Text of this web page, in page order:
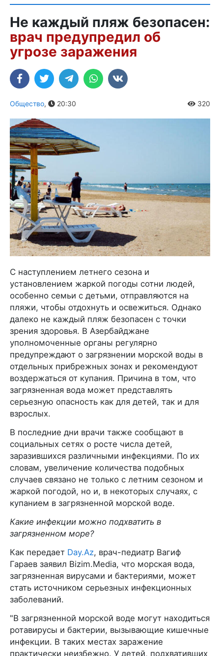
Не каждый пляж безопасен:
врач предупредил об
угрозе заражения
Общество, 20:30 320
С наступлением летнего сезона и
установлением жаркой погоды сотни людей,
особенно семьи с детьми, отправляются на
пляжи, чтобы отдохнуть и освежиться. Однако
далеко не каждый пляж безопасен с точки
зрения здоровья. В Азербайджане
уполномоченные органы регулярно
предупреждают о загрязнении морской воды в
отдельных прибрежных зонах и рекомендуют
воздержаться от купания. Причина в том, что
загрязненная вода может представлять
серьезную опасность как для детей, так и для
взрослых.
В последние дни врачи также сообщают в
социальных сетях о росте числа детей,
заразившихся различными инфекциями. По их
словам, увеличение количества подобных
случаев связано не только с летним сезоном и
жаркой погодой, но и, в некоторых случаях, с
купанием в загрязненной морской воде.
Какие инфекции можно подхватить в
загрязненном море?
Как передает Day.Az, врач-педиатр Вагиф
Гараев заявил Bizim.Media, что морская вода,
загрязненная вирусами и бактериями, может
стать источником серьезных инфекционных
заболеваний.
"В загрязненной морской воде могут находиться
ротавирусы и бактерии, вызывающие кишечные
инфекции. В таких местах заражение
практически неизбежно. У детей, подхвативших